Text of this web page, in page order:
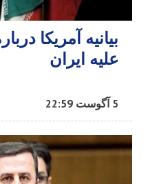
بیانیه آمریکا
علیه ایران
5 آگوست 22:59